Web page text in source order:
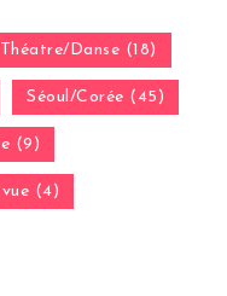
Théatre/Danse (18)
Séoul/Corée (45)
(9)
(4)